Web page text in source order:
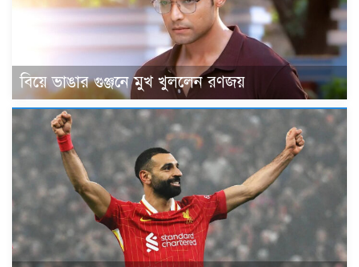
বিয়ে ভাঙার গুঞ্জনে মুখ খুললেন রণজয়